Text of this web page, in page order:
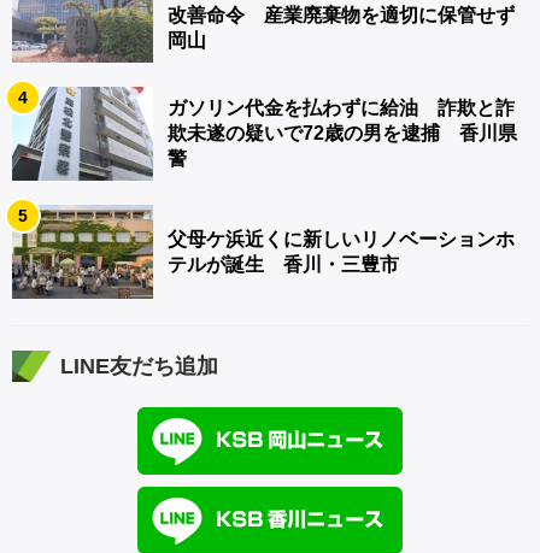
改善命令 産業廃棄物を適切に保管せず
岡山
4
ガソリン代金を払わずに給油 詐欺と詐
欺未遂の疑いで72歳の男を逮捕 香川県
警
5
父母ケ浜近くに新しいリノベーションホ
テルが誕生 香川・三豊市
LINE友だち追加